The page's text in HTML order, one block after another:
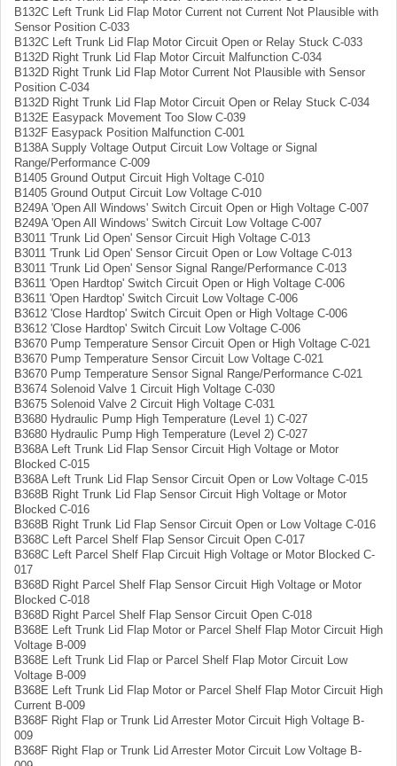
B132C Left Trunk Lid Flap Motor Current not Current Not Plausible with
Sensor Position C-033
B132C Left Trunk Lid Flap Motor Circuit Open or Relay Stuck C-033
B132D Right Trunk Lid Flap Motor Circuit Malfunction C-034
B132D Right Trunk Lid Flap Motor Current Not Plausible with Sensor
Position C-034
B132D Right Trunk Lid Flap Motor Circuit Open or Relay Stuck C-034
B132E Easypack Movement Too Slow C-039
B132F Easypack Position Malfunction C-001
B138A Supply Voltage Output Circuit Low Voltage or Signal
Range/Performance C-009
B1405 Ground Output Circuit High Voltage C-010
B1405 Ground Output Circuit Low Voltage C-010
B249A 'Open All Windows' Switch Circuit Open or High Voltage C-007
B249A 'Open All Windows' Switch Circuit Low Voltage C-007
B3011 'Trunk Lid Open' Sensor Circuit High Voltage C-013
B3011 'Trunk Lid Open' Sensor Circuit Open or Low Voltage C-013
B3011 'Trunk Lid Open' Sensor Signal Range/Performance C-013
B3611 'Open Hardtop' Switch Circuit Open or High Voltage C-006
B3611 'Open Hardtop' Switch Circuit Low Voltage C-006
B3612 'Close Hardtop' Switch Circuit Open or High Voltage C-006
B3612 'Close Hardtop' Switch Circuit Low Voltage C-006
B3670 Pump Temperature Sensor Circuit Open or High Voltage C-021
B3670 Pump Temperature Sensor Circuit Low Voltage C-021
B3670 Pump Temperature Sensor Signal Range/Performance C-021
B3674 Solenoid Valve 1 Circuit High Voltage C-030
B3675 Solenoid Valve 2 Circuit High Voltage C-031
B3680 Hydraulic Pump High Temperature (Level 1) C-027
B3680 Hydraulic Pump High Temperature (Level 2) C-027
B368A Left Trunk Lid Flap Sensor Circuit High Voltage or Motor
Blocked C-015
B368A Left Trunk Lid Flap Sensor Circuit Open or Low Voltage C-015
B368B Right Trunk Lid Flap Sensor Circuit High Voltage or Motor
Blocked C-016
B368B Right Trunk Lid Flap Sensor Circuit Open or Low Voltage C-016
B368C Left Parcel Shelf Flap Sensor Circuit Open C-017
B368C Left Parcel Shelf Flap Circuit High Voltage or Motor Blocked C-
017
B368D Right Parcel Shelf Flap Sensor Circuit High Voltage or Motor
Blocked C-018
B368D Right Parcel Shelf Flap Sensor Circuit Open C-018
B368E Left Trunk Lid Flap Motor or Parcel Shelf Flap Motor Circuit High
Voltage B-009
B368E Left Trunk Lid Flap or Parcel Shelf Flap Motor Circuit Low
Voltage B-009
B368E Left Trunk Lid Flap Motor or Parcel Shelf Flap Motor Circuit High
Current B-009
B368F Right Flap or Trunk Lid Arrester Motor Circuit High Voltage B-
009
B368F Right Flap or Trunk Lid Arrester Motor Circuit Low Voltage B-